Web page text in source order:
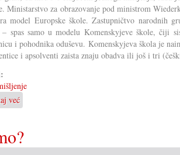
Ministarstvo za obrazovanje pod ministrom
model Europske škole. Zastupničtvo narodnih
– spas samo u modelu Komenskyjeve škole, čiji
i pohodnika oduševu. Komenskyjeva škola je
i apsolventi zaista znaju obadva ili još i tri
već
Komenskyjeva
je
europska